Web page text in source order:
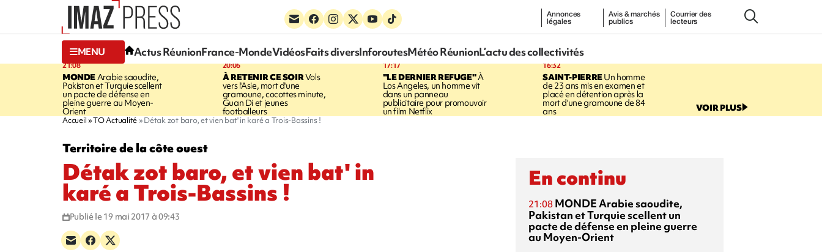
Annonces
légales
Avis & marchés
publics
Courrier des
lecteurs
MENU Actus RéunionFrance-MondeVidéosFaits diversInforoutesMétéo RéunionL’actu des collectivités
21:08
MONDE Arabie saoudite,
Pakistan et Turquie scellent
un pacte de défense en
pleine guerre au Moyen-
Orient
20:06
À RETENIR CE SOIRVols
vers l'Asie, mort d'une
gramoune, cocottes minute,
Guan Di et jeunes
footballeurs
17:17
"LE DERNIER REFUGE"À
Los Angeles, un homme vit
dans un panneau
publicitaire pour promouvoir
un film Netflix
16:32
SAINT-PIERREUn homme
de 23 ans mis en examen et
placé en détention après la
mort d'une gramoune de 84
ans VOIR PLUS
Accueil TO Actualité Détak zot baro, et vien bat' in karé a Trois-Bassins !
Territoire de la côte ouest
Détak zot baro, et vien bat' in
karé a Trois-Bassins !
Publié le 19 mai 2017 à 09:43
En continu
21:08 MONDEArabie saoudite,
Pakistan et Turquie scellent un
pacte de défense en pleine guerre
au Moyen-Orient